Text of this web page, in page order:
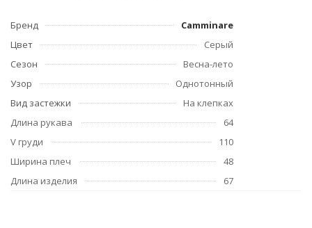
Бренд
Camminare
Цвет
Серый
Сезон
Весна-лето
Узор
Однотонный
Вид застежки
На клепках
Длина рукава
64
V груди
110
Ширина плеч
48
Длина изделия
67